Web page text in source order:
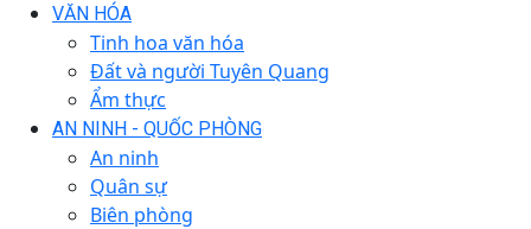
VĂN HÓA
Tinh hoa văn hóa
Đất và người Tuyên Quang
Ẩm thực
AN NINH - QUỐC PHÒNG
An ninh
Quân sự
Biên phòng